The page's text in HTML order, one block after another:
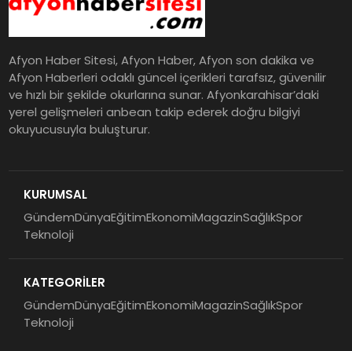
Afyon Haber Sitesi, Afyon Haber, Afyon son dakika ve
Afyon Haberleri odaklı güncel içerikleri tarafsız, güvenilir
ve hızlı bir şekilde okurlarına sunar. Afyonkarahisar’daki
yerel gelişmeleri anbean takip ederek doğru bilgiyi
okuyucusuyla buluşturur.
KURUMSAL
GündemDünyaEğitimEkonomiMagazinSağlıkSpor
Teknoloji
KATEGORİLER
GündemDünyaEğitimEkonomiMagazinSağlıkSpor
Teknoloji